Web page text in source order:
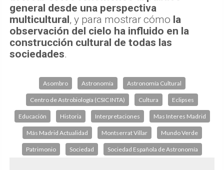
general desde una perspectiva
multicultural, y para mostrar cómo la
observación del cielo ha influido en la
construcción cultural de todas las
sociedades.
Asombro Astronomía Astronomía Cultural
Centro de Astrobiología (CSIC INTA) Cultura Eclipses
Educación Historia Interpretaciones Mas Interes Madrid
Más Madrid Actualidad Montserrat Villar Mundo Verde
Patrimonio Sociedad Sociedad Española de Astronomía